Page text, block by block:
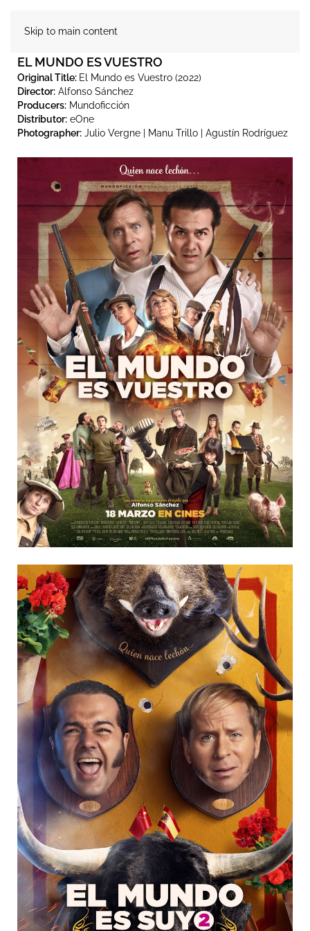
Skip to main content
EL MUNDO ES VUESTRO
Original Title: El Mundo es Vuestro (2022)
Director: Alfonso Sánchez
Producers: Mundoficción
Distributor: eOne
Photographer: Julio Vergne | Manu Trillo | Agustín Rodríguez